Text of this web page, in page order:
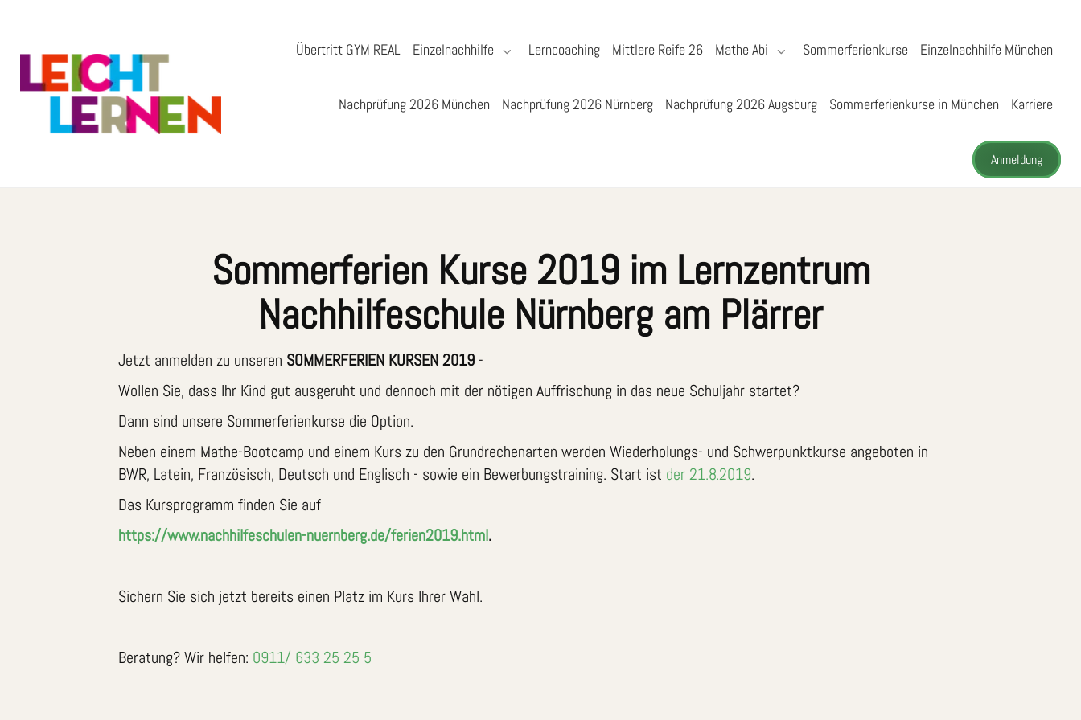
Übertritt GYM REAL Einzelnachhilfe Lerncoaching Mittlere Reife 26 Mathe Abi Sommerferienkurse Einzelnachhilfe München
Nachprüfung 2026 München Nachprüfung 2026 Nürnberg Nachprüfung 2026 Augsburg Sommerferienkurse in München Karriere
Anmeldung
Sommerferien Kurse 2019 im Lernzentrum
Nachhilfeschule Nürnberg am Plärrer
Jetzt anmelden zu unseren SOMMERFERIEN KURSEN 2019 -
Wollen Sie, dass Ihr Kind gut ausgeruht und dennoch mit der nötigen Auffrischung in das neue Schuljahr startet?
Dann sind unsere Sommerferienkurse die Option.
Neben einem Mathe-Bootcamp und einem Kurs zu den Grundrechenarten werden Wiederholungs- und Schwerpunktkurse angeboten in
BWR, Latein, Französisch, Deutsch und Englisch - sowie ein Bewerbungstraining. Start ist der 21.8.2019.
Das Kursprogramm finden Sie auf
https://www.nachhilfeschulen-nuernberg.de/ferien2019.html.
Sichern Sie sich jetzt bereits einen Platz im Kurs Ihrer Wahl.
Beratung? Wir helfen: 0911/ 633 25 25 5